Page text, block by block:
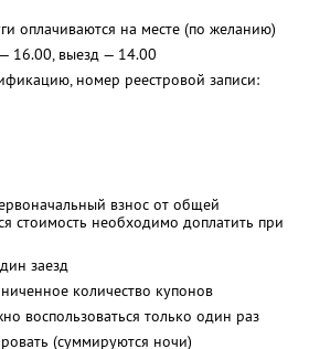
оплачиваются на месте (по желанию)
16.00, выезд — 14.00
номер реестровой записи:
взнос от общей
стоимость необходимо доплатить при
заезд
количество купонов
воспользоваться только один раз
(суммируются ночи)